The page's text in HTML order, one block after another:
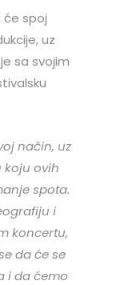
spoj
uz
sa svojim
način, uz
koju ovih
spota.
i
koncertu,
da će se
i da ćemo